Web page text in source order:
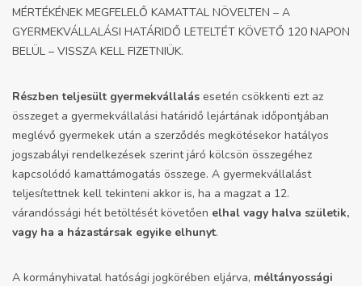
MÉRTÉKÉNEK MEGFELELŐ KAMATTAL NÖVELTEN – A
GYERMEKVÁLLALÁSI HATÁRIDŐ LETELTÉT KÖVETŐ 120 NAPON
BELÜL – VISSZA KELL FIZETNIÜK.
Részben teljesült gyermekvállalás esetén csökkenti ezt az
összeget a gyermekvállalási határidő lejártának időpontjában
meglévő gyermekek után a szerződés megkötésekor hatályos
jogszabályi rendelkezések szerint járó kölcsön összegéhez
kapcsolódó kamattámogatás összege. A gyermekvállalást
teljesítettnek kell tekinteni akkor is, ha a magzat a 12.
várandóssági hét betöltését követően elhal vagy halva születik,
vagy ha a házastársak egyike elhunyt.
A kormányhivatal hatósági jogkörében eljárva, méltányossági